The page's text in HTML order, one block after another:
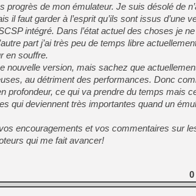
[GK] Pourquoi Marvel
[GK] Test : Restory : Chill
[GK] GTA 6 : Rockstar
[GK] Hot Wheels Infinite
[GK] Mémoire cash -
[GK] Résultats Nintendo :
[GK] Déjà des
[Mo5] Brickboy cherche à
[GK] Minecraft et ses «
[GK] Beast of
[GK] Ubisoft : fin de partie
[GK] Mémoire cash -
[GK] Dan Houser (GTA)
[GK] Comment EA Sports
[GK] Crimson Moon : un
[GK] Isle of Reveries : le
[GK] Moonlighter 2 : The
[GK] Capcom relance
de mon émulateur. Je suis désolé de
il faut garder à l’esprit qu’ils sont issus d’une
intégré. Dans l’état actuel des choses je
part j’ai très peu de temps libre
en souffre.
version, mais sachez que
au détriment des performances. Donc
profondeur, ce qui va prendre du temps mais
qui deviennent très importantes quand un
encouragements et vos commentaires sur
qui me fait avancer!
0